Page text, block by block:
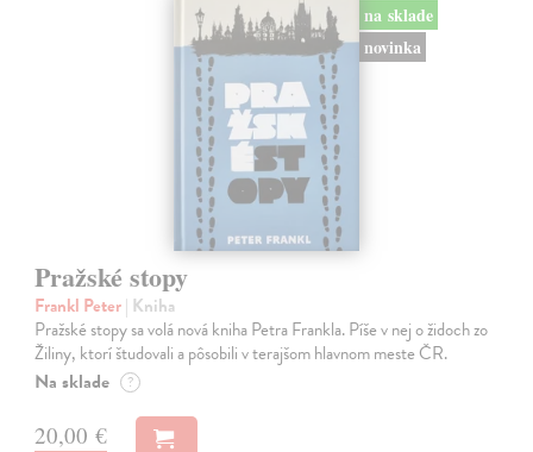
na sklade
novinka
Pražské stopy
Frankl Peter| Kniha
Pražské stopy sa volá nová kniha Petra Frankla. Píše v nej o židoch zo
Žiliny, ktorí študovali a pôsobili v terajšom hlavnom meste ČR.
Na sklade ?
20,00 €